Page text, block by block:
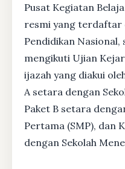
Pusat Kegiatan
resmi yang terdaftar
Pendidikan Nasional,
mengikuti Ujian
ijazah yang diakui
A setara dengan
Paket B setara
Pertama (SMP), dan
dengan Sekolah